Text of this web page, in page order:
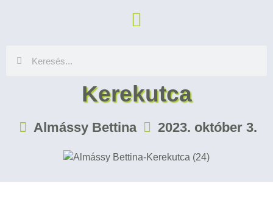
Kerekutca
Almássy Bettina 2023. október 3.